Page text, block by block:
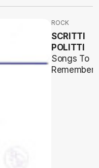
ROCK
SCRITTI
POLITTI
Songs To
Remember